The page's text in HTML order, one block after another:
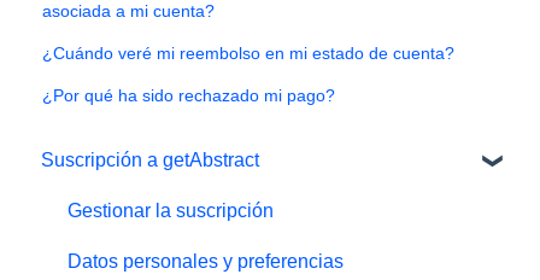
asociada a mi cuenta?
¿Cuándo veré mi reembolso en mi estado de cuenta?
¿Por qué ha sido rechazado mi pago?
Suscripción a getAbstract
Gestionar la suscripción
Datos personales y preferencias